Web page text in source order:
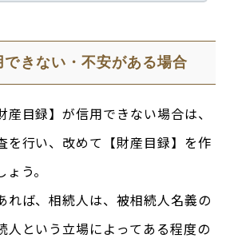
できない・不安がある場合
目録】が信用できない場合は、
を行い、改めて【財産目録】を作
う。
れば、相続人は、被相続人名義の
人という立場によってある程度の